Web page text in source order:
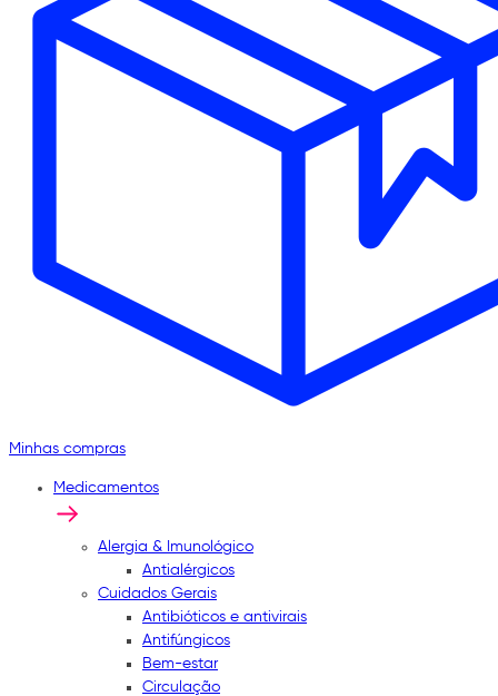
Minhas compras
Medicamentos
Alergia & Imunológico
Antialérgicos
Cuidados Gerais
Antibióticos e antivirais
Antifúngicos
Bem-estar
Circulação